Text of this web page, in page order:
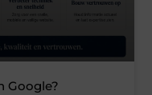
Google?